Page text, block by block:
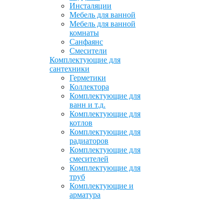
Инсталяции
Мебель для ванной
Мебель для ванной
комнаты
Санфаянс
Смесители
Комплектующие для
сантехники
Герметики
Коллектора
Комплектующие для
ванн и т.д.
Комплектующие для
котлов
Комплектующие для
радиаторов
Комплектующие для
смесителей
Комплектующие для
труб
Комплектующие и
арматура